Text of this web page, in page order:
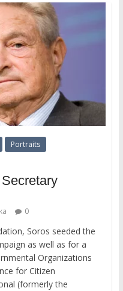
Portraits
0
Soros seeded the
as well as for a
Organizations
for Citizen
(formerly the